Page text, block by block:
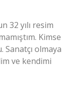
32 yılı resim
Kimse
Sanatçı olmaya
ve kendimi